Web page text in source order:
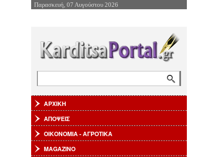
Επιστροφή στην Πλοήγηση
Παρασκευή, 07 Αυγούστου 2026
ΑΡΧΙΚΗ
ΑΠΟΨΕΙΣ
ΟΙΚΟΝΟΜΙΑ - ΑΓΡΟΤΙΚΑ
MAGAZINO